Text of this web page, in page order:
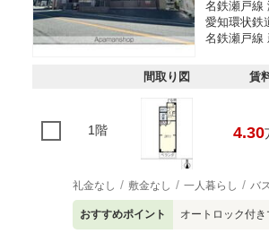
名鉄瀬戸線
愛知環状鉄
名鉄瀬戸線
間取り図 賃
1階 4.30
礼金なし 敷金なし 一人暮らし バ
おすすめポイント オートロック付